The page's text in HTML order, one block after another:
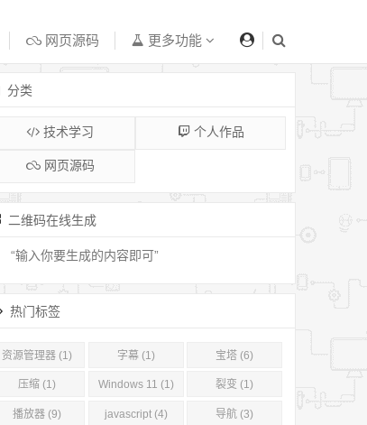
网页源码 更多功能
分类
技术学习 个人作品
网页源码
二维码在线生成
热门标签
资源管理器 (1) 字幕 (1) 宝塔 (6)
压缩 (1) Windows 11 (1) 裂变 (1)
播放器 (9) javascript (4) 导航 (3)